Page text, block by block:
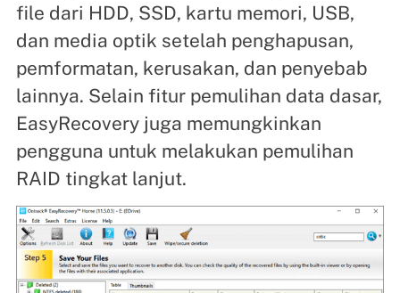
file dari HDD, SSD, kartu memori, USB,
dan media optik setelah penghapusan,
pemformatan, kerusakan, dan penyebab
lainnya. Selain fitur pemulihan data dasar,
EasyRecovery juga memungkinkan
pengguna untuk melakukan pemulihan
RAID tingkat lanjut.